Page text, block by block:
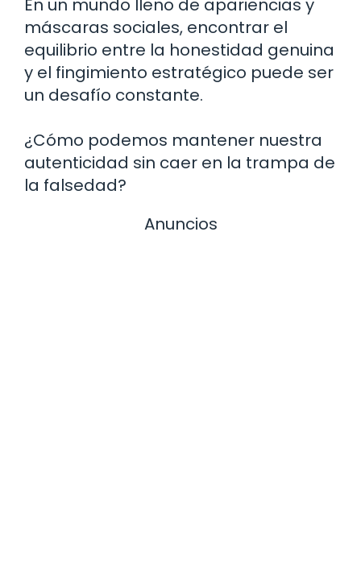
En un mundo lleno de apariencias y
máscaras sociales, encontrar el
equilibrio entre la honestidad genuina
y el fingimiento estratégico puede ser
un desafío constante.
¿Cómo podemos mantener nuestra
autenticidad sin caer en la trampa de
la falsedad?
Anuncios